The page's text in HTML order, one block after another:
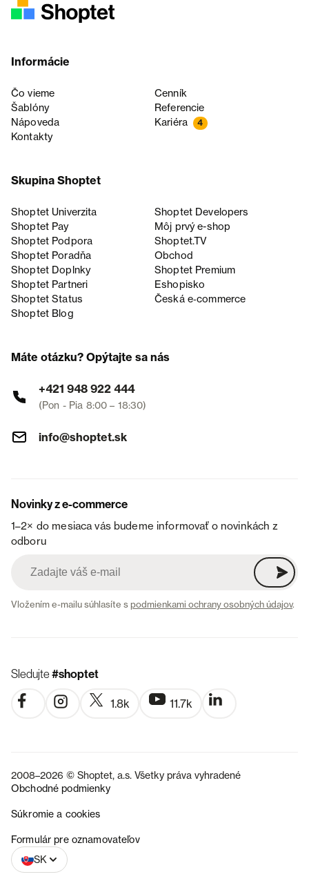
Informácie
Čo vieme
Cenník
Šablóny
Referencie
Nápoveda
Kariéra 4
Kontakty
Skupina Shoptet
Shoptet Univerzita
Shoptet Developers
Shoptet Pay
Môj prvý e-shop
Shoptet Podpora
Shoptet.TV
Shoptet Poradňa
Obchod
Shoptet Doplnky
Shoptet Premium
Shoptet Partneri
Eshopisko
Shoptet Status
Česká e‑commerce
Shoptet Blog
Máte otázku? Opýtajte sa nás
+421 948 922 444
(Pon - Pia 8:00 – 18:30)
info@shoptet.sk
Novinky z e-commerce
1–2× do mesiaca vás budeme informovať o novinkách z
odboru
Vložením e-mailu súhlasíte spodmienkami ochrany osobných údajov.
Sledujte#shoptet
1.8k 11.7k
2008–2026 © Shoptet, a.s. Všetky práva vyhradené
Obchodné podmienky
Súkromie a cookies
Formulár pre oznamovateľov
SK